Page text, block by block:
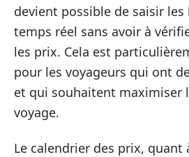
devient possible de saisir
temps réel sans avoir à
les prix. Cela est
pour les voyageurs qui ont
et qui souhaitent maximiser
voyage.
Le calendrier des prix, quant